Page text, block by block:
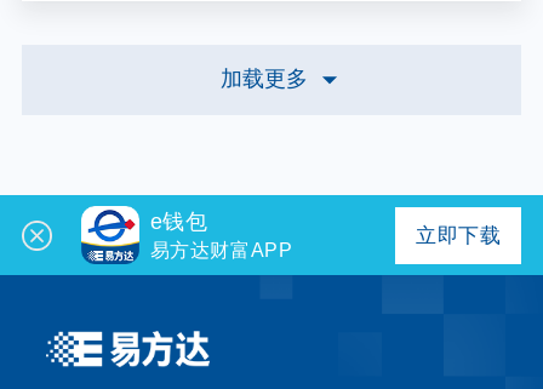
加载更多
e钱包
易方达财富APP
立即下载